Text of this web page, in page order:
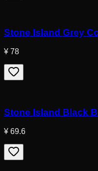
Stone Island Grey
¥ 78
Stone Island Black
¥ 69.6